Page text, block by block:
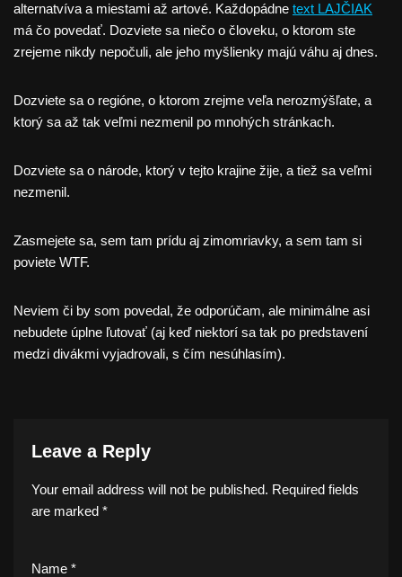
alternatvíva a miestami až artové. Každopádne text LAJČIAK
má čo povedať. Dozviete sa niečo o človeku, o ktorom ste
zrejeme nikdy nepočuli, ale jeho myšlienky majú váhu aj dnes.
Dozviete sa o regióne, o ktorom zrejme veľa nerozmýšľate, a
ktorý sa až tak veľmi nezmenil po mnohých stránkach.
Dozviete sa o národe, ktorý v tejto krajine žije, a tiež sa veľmi
nezmenil.
Zasmejete sa, sem tam prídu aj zimomriavky, a sem tam si
poviete WTF.
Neviem či by som povedal, že odporúčam, ale minimálne asi
nebudete úplne ľutovať (aj keď niektorí sa tak po predstavení
medzi divákmi vyjadrovali, s čím nesúhlasím).
Leave a Reply
Your email address will not be published. Required fields
are marked *
Name *